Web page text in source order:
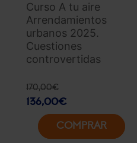
Curso A tu aire
Arrendamientos
urbanos 2025.
Cuestiones
controvertidas
170,00€
136,00€
COMPRAR